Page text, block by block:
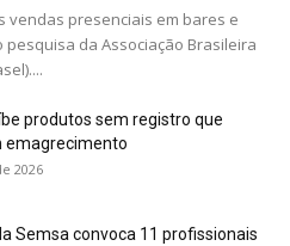
vendas presenciais em bares e
da Associação Brasileira
produtos sem registro que
emagrecimento
2026
Semsa convoca 11 profissionais